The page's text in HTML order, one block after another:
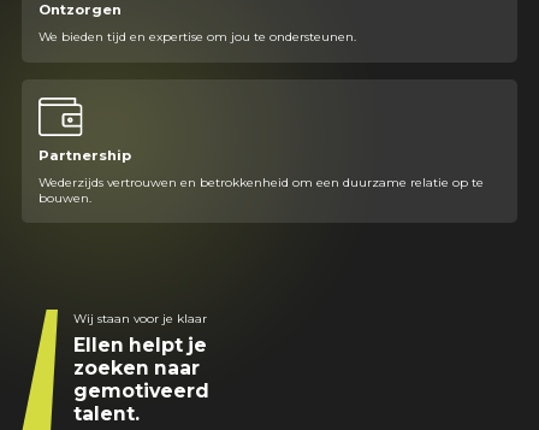
Ontzorgen
We bieden tijd en expertise om jou te ondersteunen.
Partnership
Wederzijds vertrouwen en betrokkenheid om een duurzame relatie op te
bouwen.
Wij staan voor je klaar
Ellen helpt je
zoeken naar
gemotiveerd
talent.